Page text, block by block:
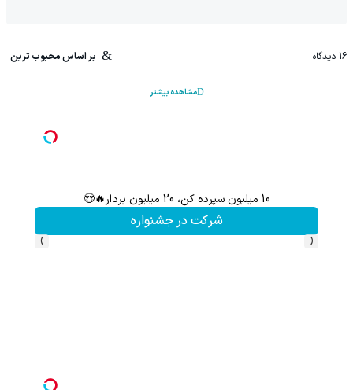
16 دیدگاه بر اساس محبوب ترین
مشاهده بیشتر
10 میلیون سپرده کن، 20 میلیون بردار🔥😍
شرکت در جشنواره
‹
›